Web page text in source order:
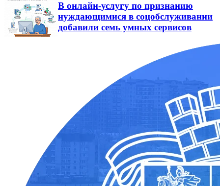
В онлайн-услугу по признанию
нуждающимися в соцобслуживании
добавили семь умных сервисов